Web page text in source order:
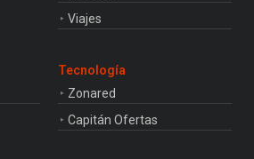
Viajes
Tecnología
Zonared
Capitán Ofertas